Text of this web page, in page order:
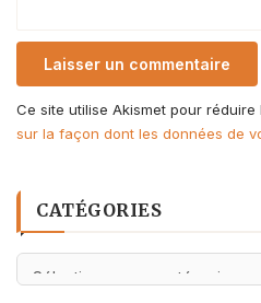
Ce site utilise Akismet pour réduire
sur la façon dont les données de
CATÉGORIES
Catégories